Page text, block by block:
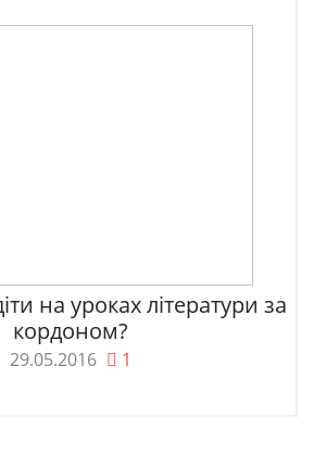
на уроках літератури за
кордоном?
29.05.2016 1